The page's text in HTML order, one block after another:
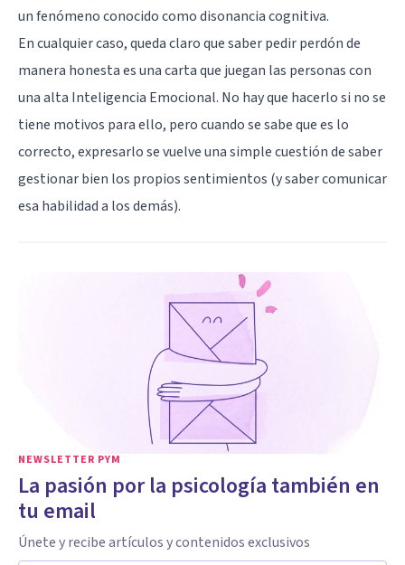
un fenómeno conocido como disonancia cognitiva.
En cualquier caso, queda claro que saber pedir perdón de
manera honesta es una carta que juegan las personas con
una alta Inteligencia Emocional. No hay que hacerlo si no se
tiene motivos para ello, pero cuando se sabe que es lo
correcto, expresarlo se vuelve una simple cuestión de saber
gestionar bien los propios sentimientos (y saber comunicar
esa habilidad a los demás).
NEWSLETTER PYM
La pasión por la psicología también en
tu email
Únete y recibe artículos y contenidos exclusivos